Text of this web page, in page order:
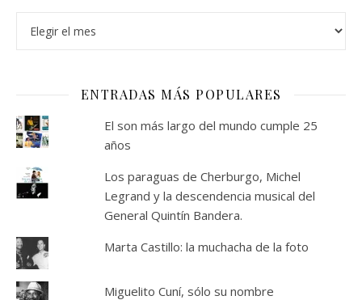
ENTRADAS MÁS POPULARES
El son más largo del mundo cumple 25
años
Los paraguas de Cherburgo, Michel
Legrand y la descendencia musical del
General Quintín Bandera.
Marta Castillo: la muchacha de la foto
Miguelito Cuní, sólo su nombre